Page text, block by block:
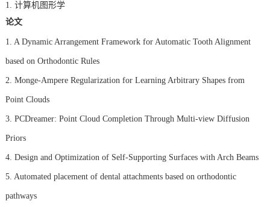
1. 计算机图形学
论文
1. A Dynamic Arrangement Framework for Automatic Tooth Alignment
based on Orthodontic Rules
2. Monge-Ampere Regularization for Learning Arbitrary Shapes from
Point Clouds
3. PCDreamer: Point Cloud Completion Through Multi-view Diffusion
Priors
4. Design and Optimization of Self-Supporting Surfaces with Arch Beams
5. Automated placement of dental attachments based on orthodontic
pathways